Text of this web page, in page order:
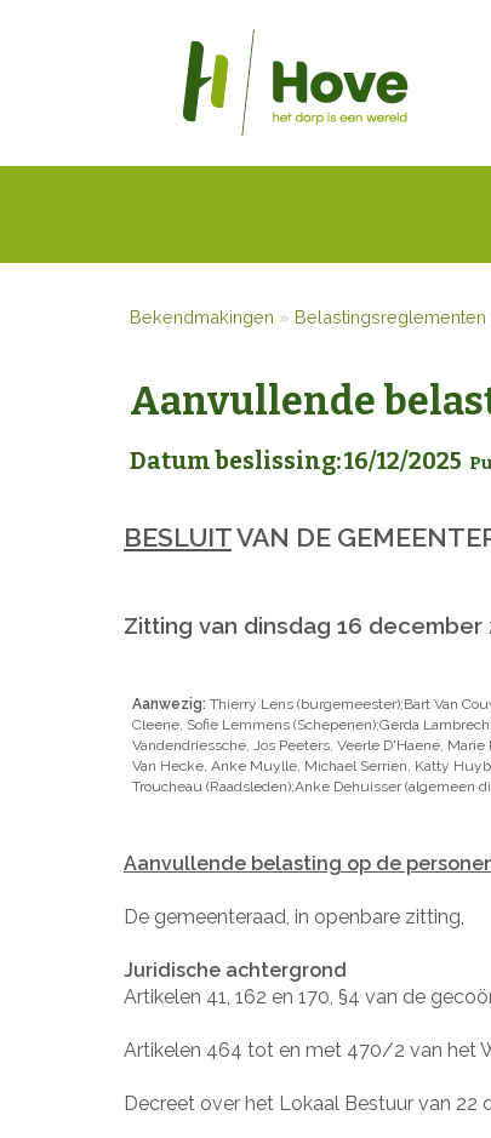
Bekendmakingen » Belastingsreglementen
Aanvullende
Datum beslissing: 16/12/2025
BESLUITVAN DE
Zitting van dinsdag 16 december
Aanwezig: Thierry Lens (burgemeester);Bart Van
Cleene, Sofie Lemmens (Schepenen);Gerda
Vandendriessche, Jos Peeters, Veerle D'Haene,
Van Hecke, Anke Muylle, Michael Serrien, Katty
Troucheau (Raadsleden);Anke Dehuisser (algemeen
Aanvullende belasting op de
De gemeenteraad, in openbare zitting,
Juridische achtergrond
Artikelen 41, 162 en 170, §4 van de
Artikelen 464 tot en met 470/2 van het
Decreet over het Lokaal Bestuur van 22